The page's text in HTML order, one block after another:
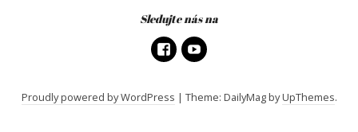
Sledujte nás na
Proudly powered by WordPress | Theme: DailyMag byUpThemes.